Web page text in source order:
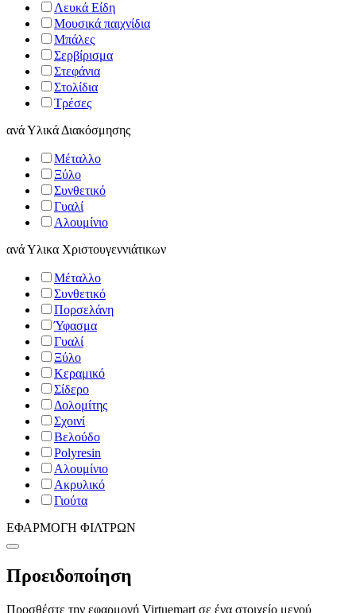
Λευκά Είδη
Μουσικά παιχνίδια
Μπάλες
Σερβίρισμα
Στεφάνια
Στολίδια
Τρέσες
ανάΥλικά Διακόσμησης
Μέταλλο
Ξύλο
Συνθετικό
Γυαλί
Αλουμίνιο
ανάΥλικα Χριστουγεννιάτικων
Μέταλλο
Συνθετικό
Πορσελάνη
Ύφασμα
Γυαλί
Ξύλο
Κεραμικό
Σίδερο
Δολομίτης
Σχοινί
Βελούδο
Polyresin
Αλουμίνιο
Ακρυλικό
Γιούτα
ΕΦΑΡΜΟΓΗ ΦΙΛΤΡΩΝ
Προειδοποίηση
Προσθέστε την εφαρμογή Virtuemart σε ένα στοιχείο μενού